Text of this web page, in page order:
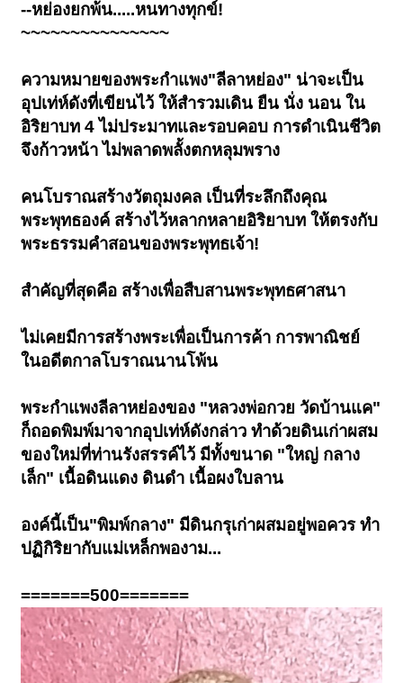
--หย่องยกพ้น.....หนทางทุกข์!
~~~~~~~~~~~~~~~
ความหมายของพระกำแพง"ลีลาหย่อง" น่าจะเป็น
อุปเท่ห์ดังที่เขียนไว้ ให้สำรวมเดิน ยืน นั่ง นอน ใน
อิริยาบท 4 ไม่ประมาทและรอบคอบ การดำเนินชีวิต
จึงก้าวหน้า ไม่พลาดพลั้งตกหลุมพราง
คนโบราณสร้างวัตถุมงคล เป็นที่ระลึกถึงคุณ
พระพุทธองค์ สร้างไว้หลากหลายอิริยาบท ให้ตรงกับ
พระธรรมคำสอนของพระพุทธเจ้า!
สำคัญที่สุดคือ สร้างเพื่อสืบสานพระพุทธศาสนา
ไม่เคยมีการสร้างพระเพื่อเป็นการค้า การพาณิชย์
ในอดีตกาลโบราณนานโพ้น
พระกำแพงลีลาหย่องของ "หลวงพ่อกวย วัดบ้านแค"
ก็ถอดพิมพ์มาจากอุปเท่ห์ดังกล่าว ทำด้วยดินเก่าผสม
ของใหม่ที่ท่านรังสรรค์ไว้ มีทั้งขนาด "ใหญ่ กลาง
เล็ก" เนื้อดินแดง ดินดำ เนื้อผงใบลาน
องค์นี้เป็น"พิมพ์กลาง" มีดินกรุเก่าผสมอยู่พอควร ทำ
ปฏิกิริยากับแม่เหล็กพองาม...
=======500=======